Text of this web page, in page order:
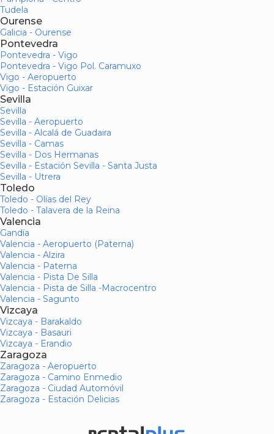
Tudela
Ourense
Galicia - Ourense
Pontevedra
Pontevedra - Vigo
Pontevedra - Vigo Pol. Caramuxo
Vigo - Aeropuerto
Vigo - Estación Guixar
Sevilla
Sevilla
Sevilla - Aeropuerto
Sevilla - Alcalá de Guadaira
Sevilla - Camas
Sevilla - Dos Hermanas
Sevilla - Estación Sevilla - Santa Justa
Sevilla - Utrera
Toledo
Toledo - Olías del Rey
Toledo - Talavera de la Reina
Valencia
Gandía
Valencia - Aeropuerto (Paterna)
Valencia - Alzira
Valencia - Paterna
Valencia - Pista De Silla
Valencia - Pista de Silla -Macrocentro
Valencia - Sagunto
Vizcaya
Vizcaya - Barakaldo
Vizcaya - Basauri
Vizcaya - Erandio
Zaragoza
Zaragoza - Aeropuerto
Zaragoza - Camino Enmedio
Zaragoza - Ciudad Automóvil
Zaragoza - Estación Delicias